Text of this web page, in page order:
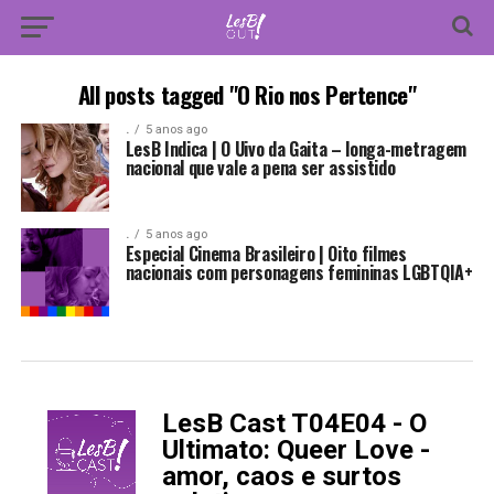
All posts tagged "O Rio nos Pertence"
. 5 anos ago
LesB Indica | O Uivo da Gaita – longa-metragem
nacional que vale a pena ser assistido
. 5 anos ago
Especial Cinema Brasileiro | Oito filmes
nacionais com personagens femininas LGBTQIA+
LesB Cast T04E04 - O
Ultimato: Queer Love -
amor, caos e surtos
-